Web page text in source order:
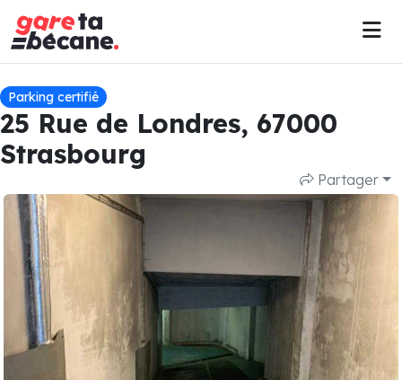
Parking certifié
25 Rue de Londres, 67000
Strasbourg
Partager